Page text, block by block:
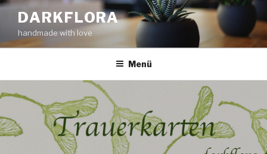
Zum
Inhalt
springen
DARKFLORA
handmade with love
Menü